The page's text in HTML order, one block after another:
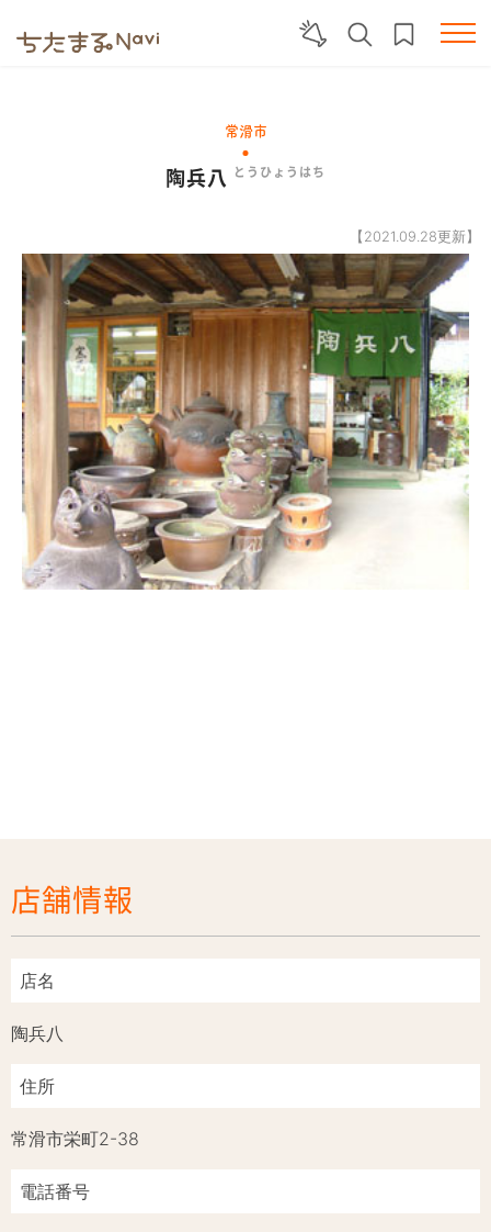
常滑市
陶兵八 とうひょうはち
【2021.09.28更新】
店舗情報
店名
陶兵八
住所
常滑市栄町2-38
電話番号